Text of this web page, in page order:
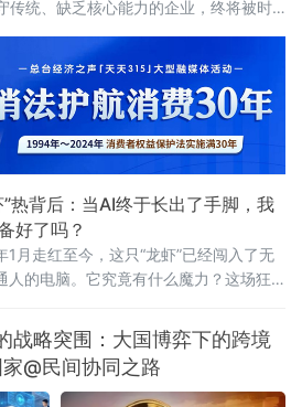
传统、缺乏核心能力的企业，终将被时
”热背后：当AI终于长出了手脚，我
好了吗？
1月走红至今，这只“龙虾”已经闯入了无
人的电脑。它究竟有什么魔力？这场狂
战略突围：大国博弈下的跨境
@民间协同之路